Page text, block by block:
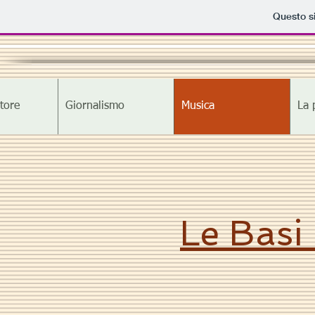
Questo
Giornalismo Musica La
Le Basi